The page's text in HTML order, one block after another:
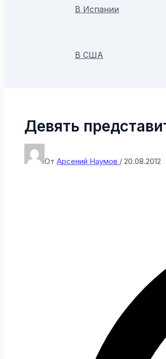
В Испании
В США
Девять
От Арсений Наумов / 20.08.2012